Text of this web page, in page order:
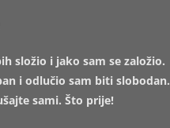
složio i jako sam se založio.
i odlučio sam biti slobodan.
sami. Što prije!